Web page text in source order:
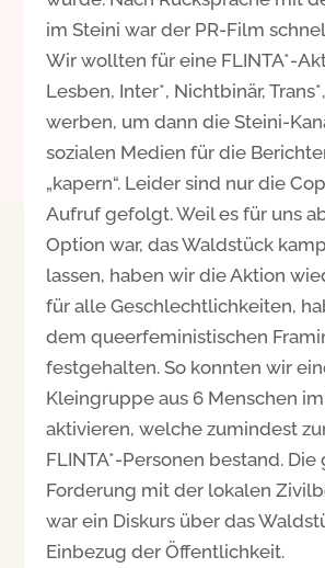
im Steini war der PR-Film
Wir wollten für eine FLINTA*-
Lesben, Inter*, Nichtbinär,
werben, um dann die Steini-
sozialen Medien für die
„kapern“. Leider sind nur die
Aufruf gefolgt. Weil es für uns
Option war, das Waldstück
lassen, haben wir die Aktion
für alle Geschlechtlichkeiten,
dem queerfeministischen
festgehalten. So konnten wir
Kleingruppe aus 6 Menschen
aktivieren, welche zumindest
FLINTA*-Personen bestand.
Forderung mit der lokalen
war ein Diskurs über das
Einbezug der Öffentlichkeit.